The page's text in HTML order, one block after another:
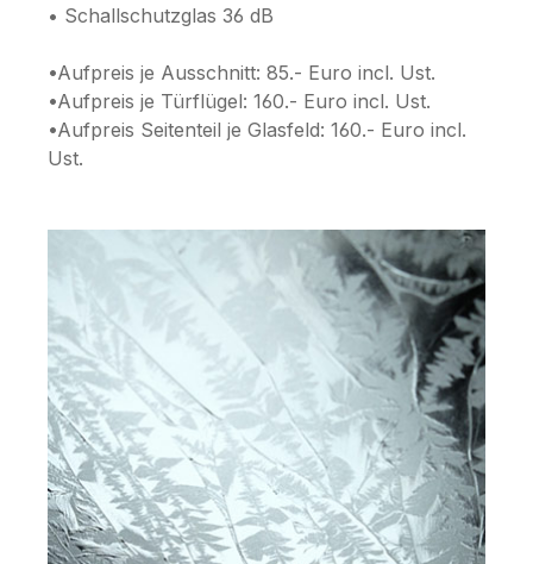
• Schallschutzglas 36 dB
•Aufpreis je Ausschnitt: 85.- Euro incl. Ust.
•Aufpreis je Türflügel: 160.- Euro incl. Ust.
•Aufpreis Seitenteil je Glasfeld: 160.- Euro incl.
Ust.